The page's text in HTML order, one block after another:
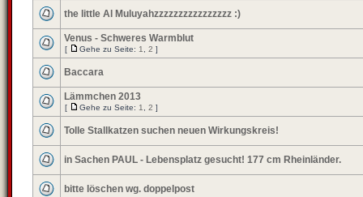
the little Al Muluyahzzzzzzzzzzzzzzzz :)
Venus - Schweres Warmblut
[ Gehe zu Seite: 1 2 ]
Baccara
Lämmchen 2013
[ Gehe zu Seite: 1 2 ]
Tolle Stallkatzen suchen neuen Wirkungskreis!
in Sachen PAUL - Lebensplatz gesucht! 177 cm Rheinländer.
bitte löschen wg. doppelpost